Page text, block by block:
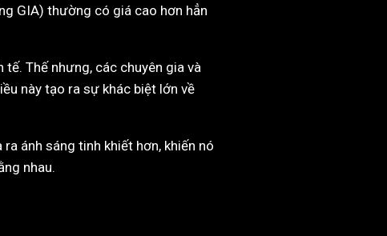
GIA) thường có giá cao hơn hẳn
Thế nhưng, các chuyên gia và
này tạo ra sự khác biệt lớn về
ánh sáng tinh khiết hơn, khiến nó
nhau.